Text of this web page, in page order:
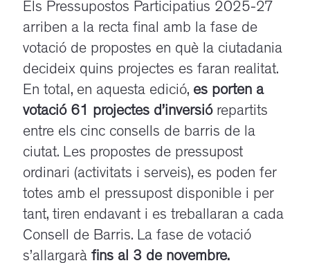
Els Pressupostos Participatius 2025-27
arriben a la recta final amb la fase de
votació de propostes en què la ciutadania
decideix quins projectes es faran realitat.
En total, en aquesta edició, es porten a
votació 61 projectes d’inversió repartits
entre els cinc consells de barris de la
ciutat. Les propostes de pressupost
ordinari (activitats i serveis), es poden fer
totes amb el pressupost disponible i per
tant, tiren endavant i es treballaran a cada
Consell de Barris. La fase de votació
s’allargarà fins al 3 de novembre.